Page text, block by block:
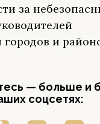
за
и
— больше и
соцсетях: